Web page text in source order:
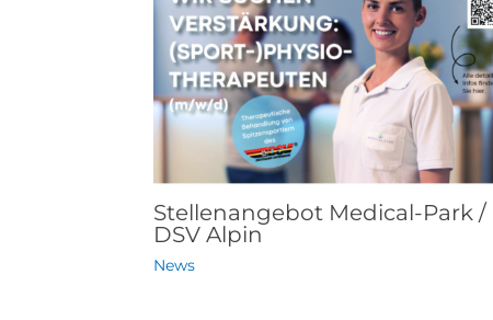
Stellenangebot Medical-Park /
DSV Alpin
News